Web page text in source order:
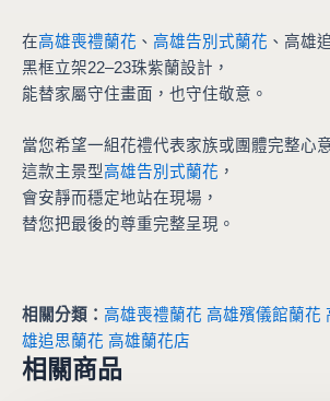
在高雄喪禮蘭花 、 高雄告別式蘭花 、高雄
黑框立架22–23珠紫蘭設計，
能替家屬守住畫面，也守住敬意。
當您希望一組花禮代表家族或團體完整心意
這款主景型高雄告別式蘭花 ，
會安靜而穩定地站在現場，
替您把最後的尊重完整呈現。
相關分類： 高雄喪禮蘭花 高雄殯儀館蘭花
雄追思蘭花 高雄蘭花店
相關商品